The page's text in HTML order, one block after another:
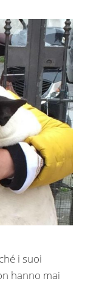
i suoi
hanno mai